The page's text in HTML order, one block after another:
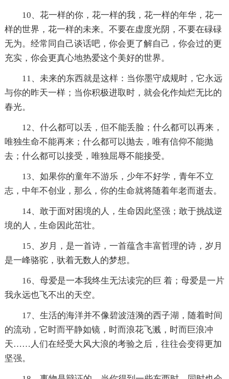
10、花一样的你，花一样的我，花一样的年华，花一
样的世界，花一样的未来。不要在虚度光阴，不要在碌碌
无为。经常同自己谈话吧，你会更了解自己，你会过的更
充实，你会更真心地热爱这个美好的世界。
11、未来的东西就是这样：当你墨守成规时，它永远
与你的昨天一样；当你积极进取时，就会化作灿烂无比的
春光。
12、什么都可以丢，但不能丢脸；什么都可以再来，
唯独生命不能再来；什么都可以抛去，唯有信仰不能抛
去；什么都可以接受，唯独屈辱不能接受。
13、如果你的童年不游乐，少年不好学，青年不立
志，中年不创业，那么，你的生命就将随着年老而逝去。
14、敢于面对困境的人，生命因此坚强；敢于挑战逆
境的人，生命因此茁壮。
15、岁月，是一首诗，一首蕴含丰富哲理的诗，岁月
是一峰骆驼，驮着无数人的梦想。
16、母爱是一本我终生无法读完的巨 着；母爱是一片
我永远也飞不出的天空。
17、生活的海洋并不像碧波涟漪的西子湖，随着时间
的流动，它时而平静如镜，时而浪花飞溅，时而巨浪冲
天……人们在经受大风大浪的考验之后，往往会变得更加
坚强。